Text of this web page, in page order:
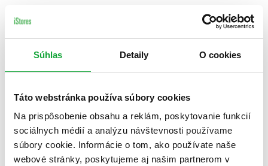
Súhlas Detaily O cookies
Táto webstránka používa súbory cookies
Na prispôsobenie obsahu a reklám, poskytovanie funkcií
sociálnych médií a analýzu návštevnosti používame
súbory cookie. Informácie o tom, ako používate naše
webové stránky, poskytujeme aj našim partnerom v